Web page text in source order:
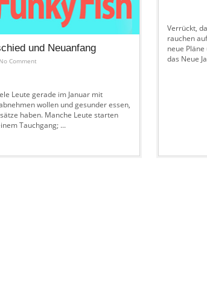
und Neuanfang
No Comment
Leute gerade im Januar mit
wollen und gesunder essen,
haben. Manche Leute starten
Tauchgang; ...
Verrückt,
rauchen
neue
das Neue